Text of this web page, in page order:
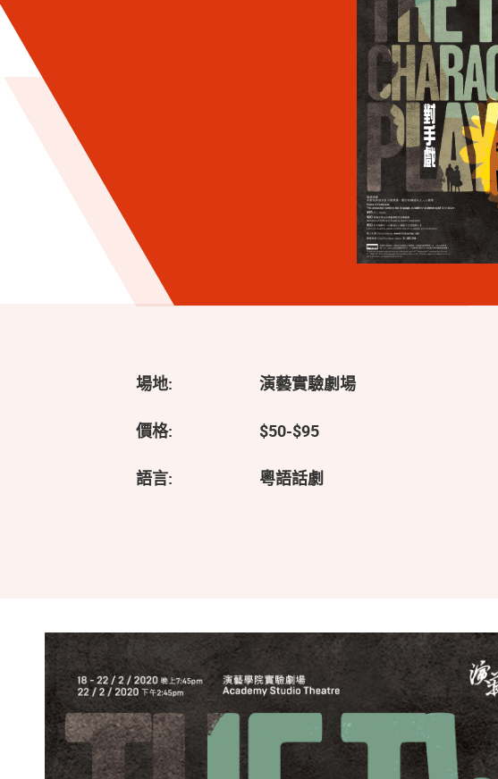
場地: 演藝實驗劇場
價格: $50-$95
語言: 粵語話劇